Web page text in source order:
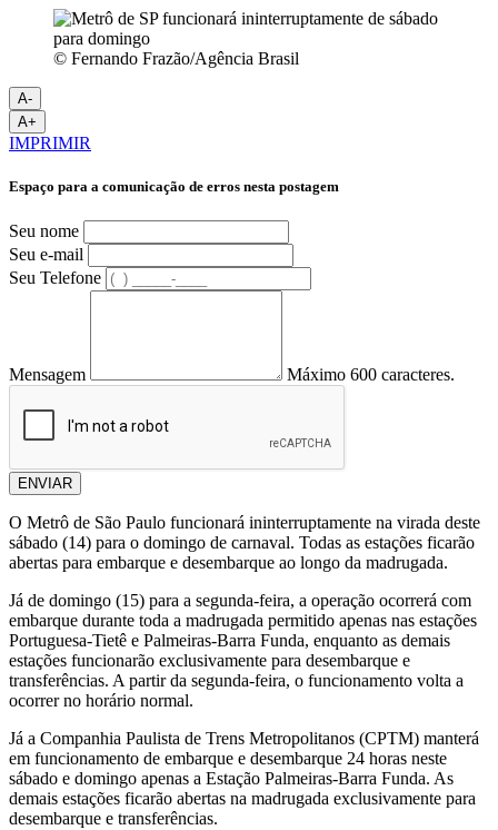
© Fernando Frazão/Agência Brasil
A-
A+
IMPRIMIR
Espaço para a comunicação de erros nesta postagem
Seu nome
Seu e-mail
Seu Telefone
Mensagem Máximo 600 caracteres.
ENVIAR
O Metrô de São Paulo funcionará ininterruptamente na virada deste
sábado (14) para o domingo de carnaval. Todas as estações ficarão
abertas para embarque e desembarque ao longo da madrugada.
Já de domingo (15) para a segunda-feira, a operação ocorrerá com
embarque durante toda a madrugada permitido apenas nas estações
Portuguesa-Tietê e Palmeiras-Barra Funda, enquanto as demais
estações funcionarão exclusivamente para desembarque e
transferências. A partir da segunda-feira, o funcionamento volta a
ocorrer no horário normal.
Já a Companhia Paulista de Trens Metropolitanos (CPTM) manterá
em funcionamento de embarque e desembarque 24 horas neste
sábado e domingo apenas a Estação Palmeiras-Barra Funda. As
demais estações ficarão abertas na madrugada exclusivamente para
desembarque e transferências.